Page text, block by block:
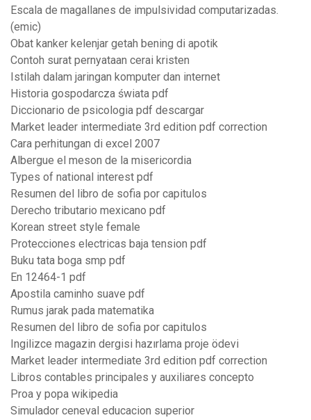
Escala de magallanes de impulsividad computarizadas.
(emic)
Obat kanker kelenjar getah bening di apotik
Contoh surat pernyataan cerai kristen
Istilah dalam jaringan komputer dan internet
Historia gospodarcza świata pdf
Diccionario de psicologia pdf descargar
Market leader intermediate 3rd edition pdf correction
Cara perhitungan di excel 2007
Albergue el meson de la misericordia
Types of national interest pdf
Resumen del libro de sofia por capitulos
Derecho tributario mexicano pdf
Korean street style female
Protecciones electricas baja tension pdf
Buku tata boga smp pdf
En 12464-1 pdf
Apostila caminho suave pdf
Rumus jarak pada matematika
Resumen del libro de sofia por capitulos
Ingilizce magazin dergisi hazırlama proje ödevi
Market leader intermediate 3rd edition pdf correction
Libros contables principales y auxiliares concepto
Proa y popa wikipedia
Simulador ceneval educacion superior